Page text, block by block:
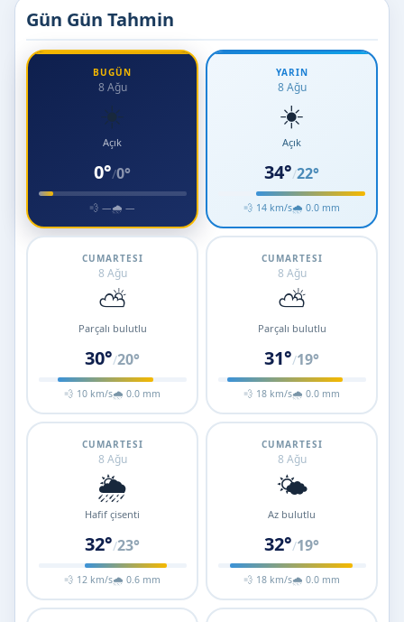
Gün Gün Tahmin
BUGÜN
8 Ağu
☀️
Açık
0°/0°
💨 —🌧 —
YARIN
8 Ağu
☀️
Açık
34°/22°
💨 14 km/s🌧 0.0 mm
CUMARTESI
8 Ağu
⛅
Parçalı bulutlu
30°/20°
💨 10 km/s🌧 0.0 mm
CUMARTESI
8 Ağu
⛅
Parçalı bulutlu
31°/19°
💨 18 km/s🌧 0.0 mm
CUMARTESI
8 Ağu
🌦️
Hafif çisenti
32°/23°
💨 12 km/s🌧 0.6 mm
CUMARTESI
8 Ağu
🌤️
Az bulutlu
32°/19°
💨 18 km/s🌧 0.0 mm